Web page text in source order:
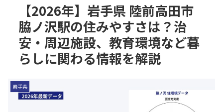
【2026年】岩手県 陸前高田市
脇ノ沢駅の住みやすさは？治
安・周辺施設、教育環境など暮
らしに関わる情報を解説
岩手県